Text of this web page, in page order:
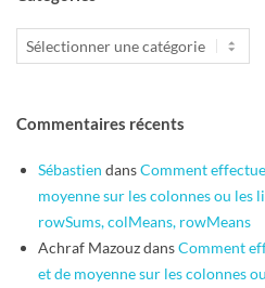
Catégories
Commentaires récents
Sébastien dansComment
moyenne sur les colonnes ou les
rowSums, colMeans, rowMeans
Achraf MazouzdansComment
et de moyenne sur les colonnes